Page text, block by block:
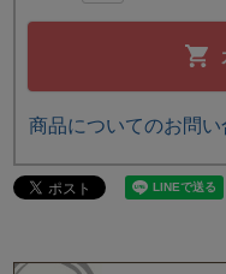
商品についてのお問い